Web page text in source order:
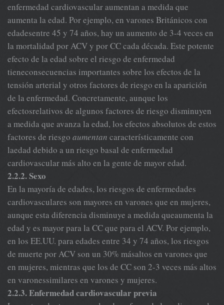
enfermedad cardiovascular aumentan a medida que
aumenta la edad. Por ejemplo, en varones Británicos con
edadesentre 45 y 74 años, hay un aumento de 3-4 veces en
la mortalidad por ACV y por CC cada década. Este potente
efecto de la edad sobre el riesgo de enfermedad
tieneconsecuencias importantes sobre los efectos de la
tensión arterial y otros factores de riesgo en la aparición
de la enfermedad. Concretamente, aunque los
efectosrelativos de algunos factores de riesgo disminuyen
a medida que avanza la edad, los efectos absolutos de estos
factores de riesgo aumentan característicamente con
laedad debido a un riesgo basal de enfermedad
cardiovascular más alto en la gente de mayor edad.
2.2.2. Sexo
En la mayoría de edades, los riesgos de enfermedades
cardiovasculares son mayores en varones que en mujeres,
aunque esta diferencia disminuye a medida queaumenta la
edad y es mayor para la CC que para el ACV. Por ejemplo,
en los EE.UU. para edades entre 34 y 74 años, los riesgos
de muerte por ACV son un 30% másaltos en varones que
en mujeres, mientras que los de CC son 2-3 veces más altos
en varonessimilares en varones y mujeres.
2.2.3. Enfermedad cardiovascular previa